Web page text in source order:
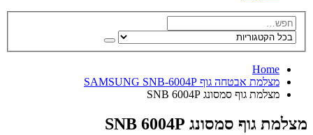
Home
מצלמת אבטחה גוף SAMSUNG SNB-6004P
מצלמת גוף סמסונג SNB 6004P
מצלמת גוף סמסונג SNB 6004P